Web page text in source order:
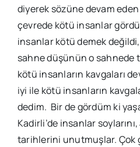
diyerek sözüne devam eden
çevrede kötü insanlar
insanlar kötü demek
sahne düşünün o sahnede
kötü insanların kavgaları
iyi ile kötü insanların
dedim. Bir de gördüm ki
Kadirli’de insanlar soylarını,
tarihlerini unutmuşlar. Çok